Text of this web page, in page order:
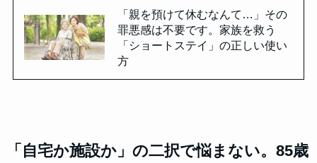
「親を預けて休むなんて…」その
罪悪感は不要です。家族を救う
「ショートステイ」の正しい使い
方
「自宅か施設か」の二択で悩まない。85歳